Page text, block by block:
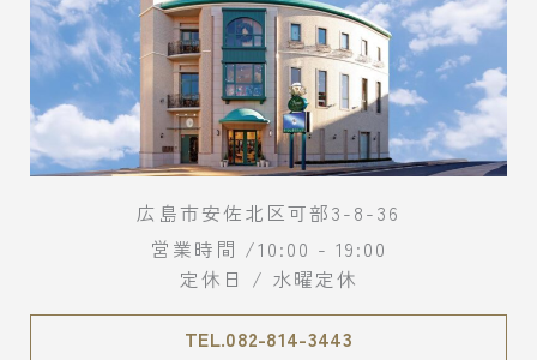
広島市安佐北区可部3-8-36
営業時間 /10:00 - 19:00
定休日 / 水曜定休
TEL.082-814-3443